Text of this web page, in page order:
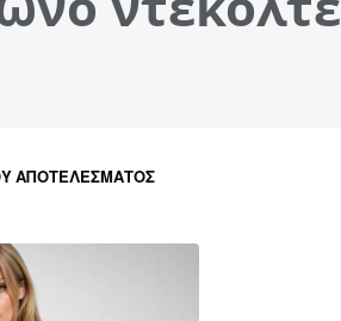
ΑΠΟΤΕΛΈΣΜΑΤΟΣ